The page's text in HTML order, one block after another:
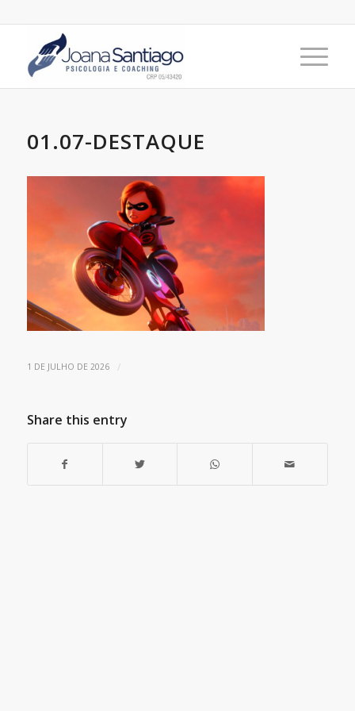
01.07-DESTAQUE
1 DE JULHO DE 2026 /
Share this entry